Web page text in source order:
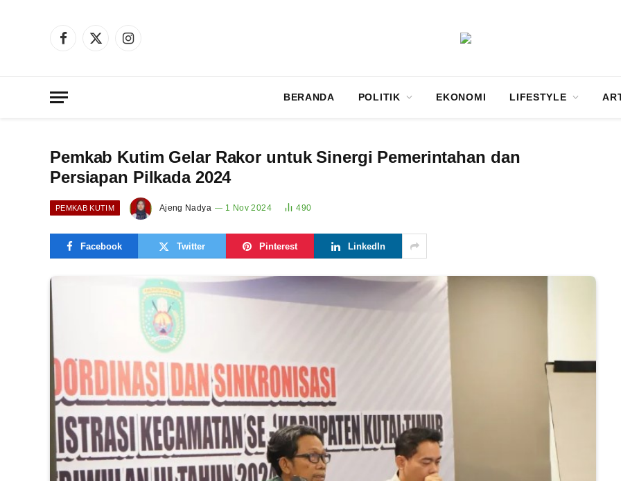
Facebook
X
Instagram
BERANDA POLITIK EKONOMI LIFESTYLE
Pemkab Kutim Gelar Rakor untuk Sinergi Pemerintahan dan
Persiapan Pilkada 2024
PEMKAB KUTIM Ajeng Nadya 1 Nov 2024 490
Facebook Twitter Pinterest LinkedIn